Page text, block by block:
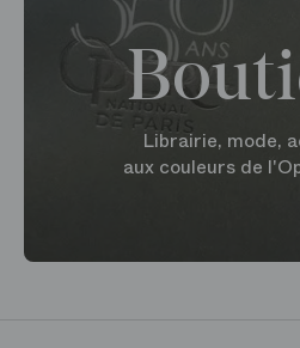
Librairie, mode,
aux couleurs de